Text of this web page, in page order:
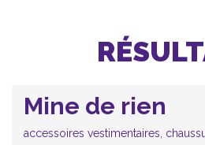
Mine de rien
accessoires vestimentaires,